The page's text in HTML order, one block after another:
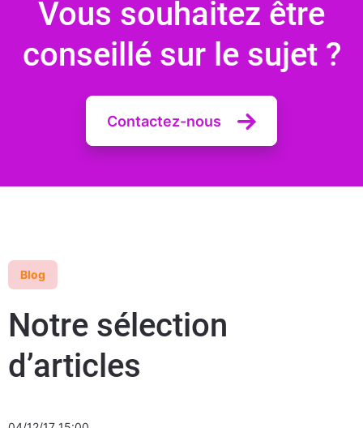
Vous souhaitez être
conseillé sur le sujet ?
Contactez-nous
Blog
Notre sélection
d’articles